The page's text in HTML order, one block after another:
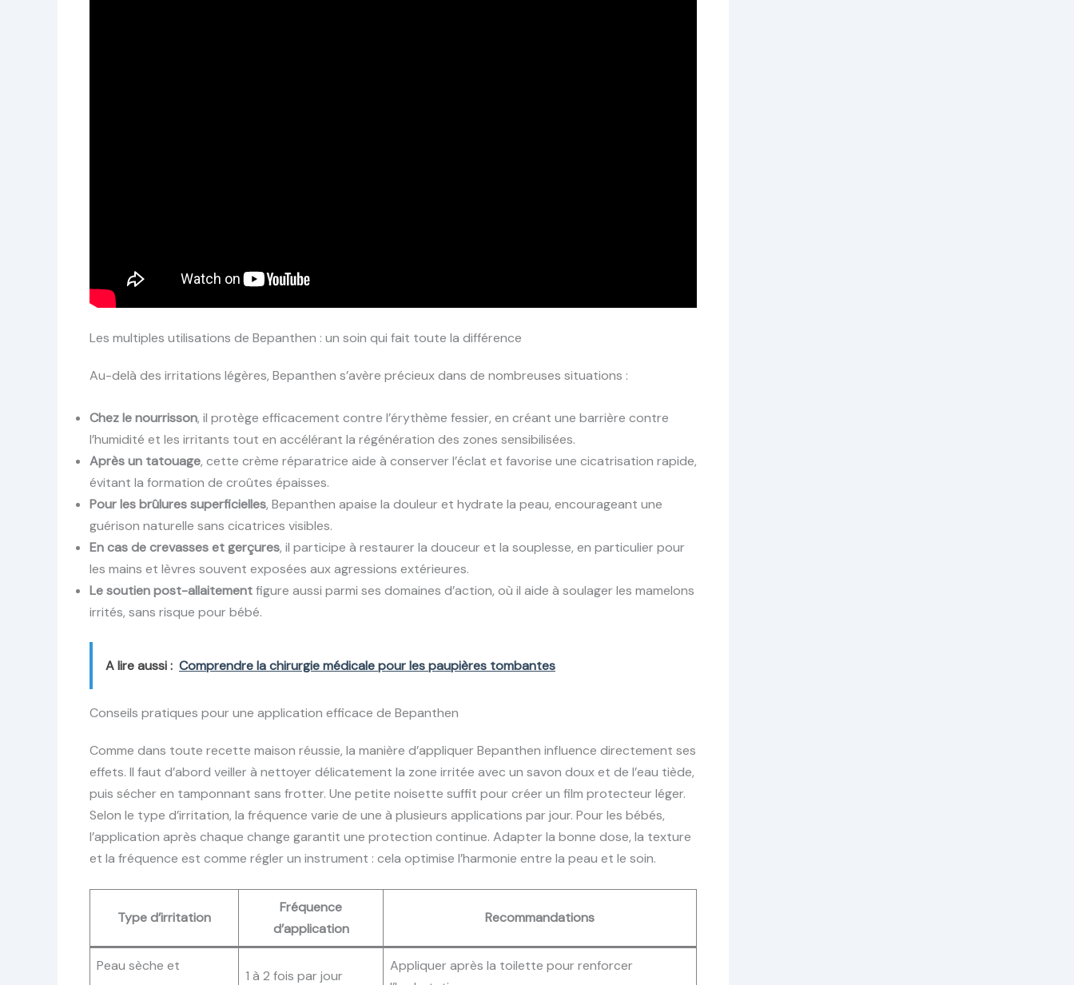
Les multiples utilisations de Bepanthen : un soin qui fait toute la différence
Au-delà des irritations légères, Bepanthen s’avère précieux dans de nombreuses situations :
Chez le nourrisson, il protège efficacement contre l’érythème fessier, en créant une barrière contre
l’humidité et les irritants tout en accélérant la régénération des zones sensibilisées.
Après un tatouage, cette crème réparatrice aide à conserver l’éclat et favorise une cicatrisation rapide,
évitant la formation de croûtes épaisses.
Pour les brûlures superficielles, Bepanthen apaise la douleur et hydrate la peau, encourageant une
guérison naturelle sans cicatrices visibles.
En cas de crevasses et gerçures, il participe à restaurer la douceur et la souplesse, en particulier pour
les mains et lèvres souvent exposées aux agressions extérieures.
Le soutien post-allaitementfigure aussi parmi ses domaines d’action, où il aide à soulager les mamelons
irrités, sans risque pour bébé.
A lire aussi : Comprendre la chirurgie médicale pour les paupières tombantes
Conseils pratiques pour une application efficace de Bepanthen
Comme dans toute recette maison réussie, la manière d’appliquer Bepanthen influence directement ses
effets. Il faut d’abord veiller à nettoyer délicatement la zone irritée avec un savon doux et de l’eau tiède,
puis sécher en tamponnant sans frotter. Une petite noisette suffit pour créer un film protecteur léger.
Selon le type d’irritation, la fréquence varie de une à plusieurs applications par jour. Pour les bébés,
l’application après chaque change garantit une protection continue. Adapter la bonne dose, la texture
et la fréquence est comme régler un instrument : cela optimise l’harmonie entre la peau et le soin.
Type d’irritation
Fréquence
d’application
Recommandations
Peau sèche et
1 à 2 fois par jour
Appliquer après la toilette pour renforcer